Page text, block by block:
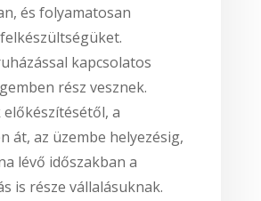
és folyamatosan
kapcsolatos
rész vesznek.
a
át, az üzembe helyezésig,
lévő időszakban a
is része vállalásuknak.